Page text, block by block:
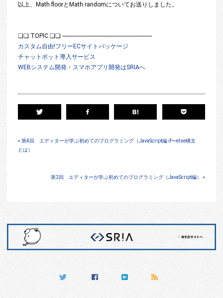
以上、Math.floorとMath.randomについてお送りしました。
❏❏ TOPIC ❏❏ ------------------------------------------------------------
カスタム自由!フリーECサイトパッケージ
チャットボット導入サービス
WEBシステム開発・スマホアプリ開発はSRIAへ
« 第4回 エディターが学ぶ初めてのプログラミング（JavaScript編 if〜else構文
とは）
第2回 エディターが学ぶ初めてのプログラミング（JavaScript編） »